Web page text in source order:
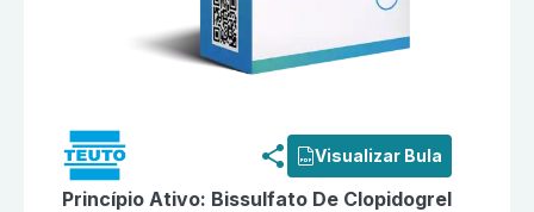
Visualizar Bula
Princípio Ativo: Bissulfato De Clopidogrel